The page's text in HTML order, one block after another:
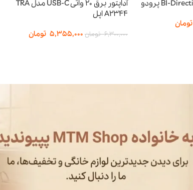
تومان
آداپتور برق 20 واتی USB-C مدل TRA
A2344 اپل
6,300,000 تومان 5,355,000 تومان